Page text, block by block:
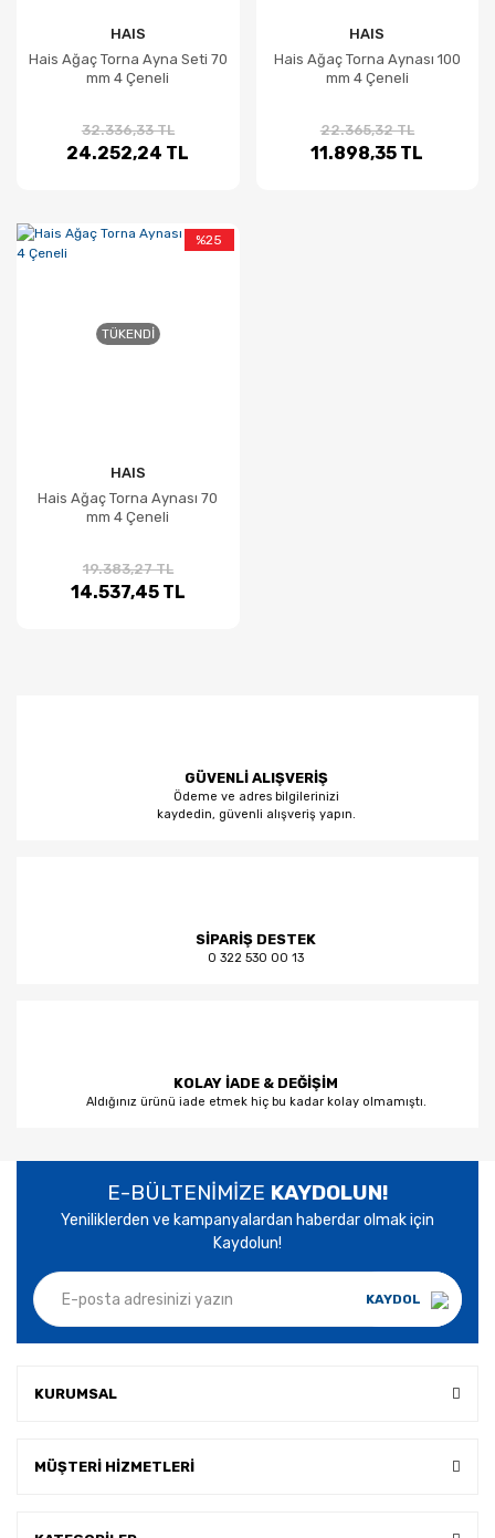
HAIS
Hais Ağaç Torna Ayna Seti 70
mm 4 Çeneli
32.336,33 TL
24.252,24 TL
HAIS
Hais Ağaç Torna Aynası 100
mm 4 Çeneli
22.365,32 TL
11.898,35 TL
%25
TÜKENDI
HAIS
Hais Ağaç Torna Aynası 70
mm 4 Çeneli
19.383,27 TL
14.537,45 TL
GÜVENLİ ALIŞVERİŞ
Ödeme ve adres bilgilerinizi
kaydedin, güvenli alışveriş yapın.
SİPARİŞ DESTEK
0 322 530 00 13
KOLAY İADE & DEĞİŞİM
Aldığınız ürünü iade etmek hiç bu kadar kolay olmamıştı.
E-BÜLTENİMİZE KAYDOLUN!
Yeniliklerden ve kampanyalardan haberdar olmak için
Kaydolun!
KAYDOL
KURUMSAL
MÜŞTERİ HİZMETLERİ